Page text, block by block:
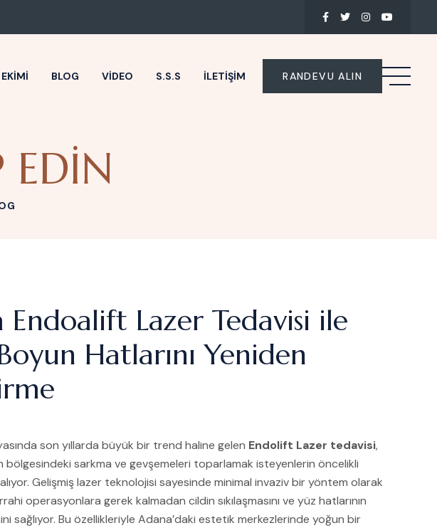
BLOG VIDEO S.S.S İLETIŞIM RANDEVU ALIN
EDIN
Endoalift Lazer Tedavisi ile
Hatlarını Yeniden
son yıllarda büyük bir trend haline gelen Endolift Lazer tedavisi,
bölgesindeki sarkma ve gevşemeleri toparlamak isteyenlerin öncelikli
Gelişmiş lazer teknolojisi sayesinde minimal invaziv bir yöntem olarak
operasyonlara gerek kalmadan cildin sıkılaşmasını ve yüz hatlarının
sağlıyor. Bu özellikleriyle Adana’daki estetik merkezlerinde yoğun bir